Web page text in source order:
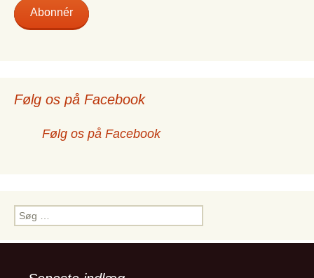
Abonnér
Følg os på Facebook
Følg os på Facebook
Søg
efter: